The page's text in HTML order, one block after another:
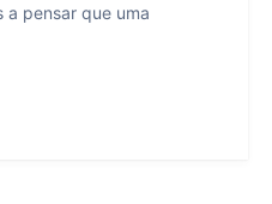
a pensar que uma